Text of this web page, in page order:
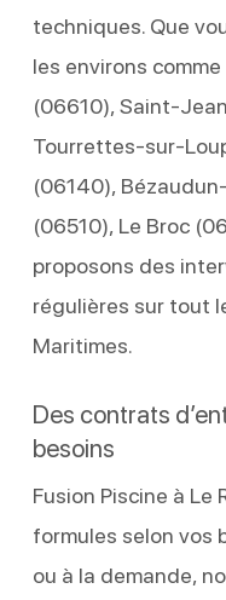
techniques. Que
les environs
(06610), Saint-
Tourrettes-sur-
(06140),
(06510), Le Broc
proposons des
régulières sur tout
Maritimes.
Des contrats
besoins
Fusion Piscine à Le
formules selon vos
ou à la demande,